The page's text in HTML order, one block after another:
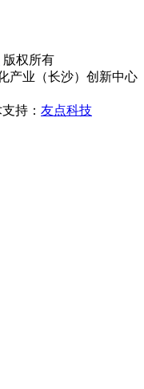
版权所有
产业（长沙）创新中心
持： 友点科技